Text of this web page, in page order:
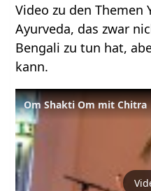
Video zu den Themen
Ayurveda, das zwar
Bengali zu tun hat,
kann.
Om Shakti Om mit Chitra